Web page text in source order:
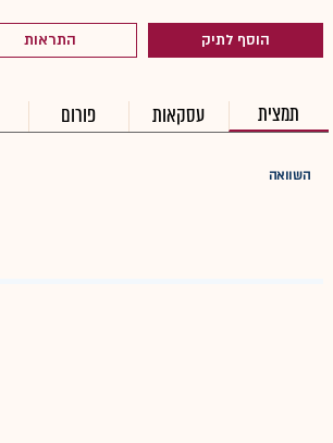
הוסף לתיק התראות
תמצית עסקאות פורום
השוואה